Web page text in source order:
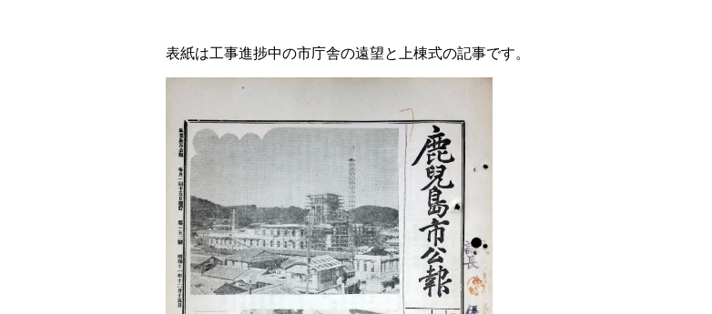
表紙は工事進捗中の市庁舎の遠望と上棟式の記事です。